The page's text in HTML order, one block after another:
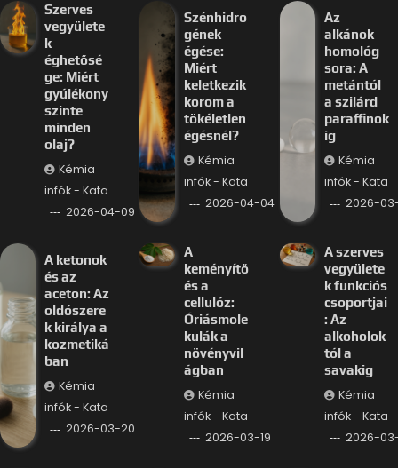
Szerves
vegyülete
k
éghetősé
ge: Miért
gyúlékony
szinte
minden
olaj?
Kémia
infók - Kata
2026-04-09
Szénhidro
gének
égése:
Miért
keletkezik
korom a
tökéletlen
égésnél?
Kémia
infók - Kata
2026-04-04
Az
alkánok
homológ
sora: A
metántól
a szilárd
paraffinok
ig
Kémia
infók - Kata
2026-
A ketonok
és az
aceton: Az
oldószere
k királya a
kozmetiká
ban
Kémia
infók - Kata
2026-03-20
A
keményítő
és a
cellulóz:
Óriásmole
kulák a
növényvil
ágban
Kémia
infók - Kata
2026-03-19
A szerves
vegyülete
k funkciós
csoportjai
: Az
alkoholok
tól a
savakig
Kémia
infók - Kata
2026-